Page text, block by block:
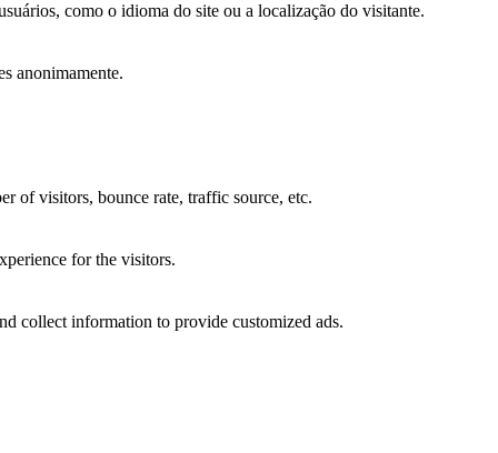
como o idioma do site ou a localização do visitante.
anonimamente.
of visitors, bounce rate, traffic source, etc.
for the visitors.
collect information to provide customized ads.